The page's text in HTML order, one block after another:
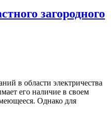
загородного
в области электричества
его наличие в своем
Однако для